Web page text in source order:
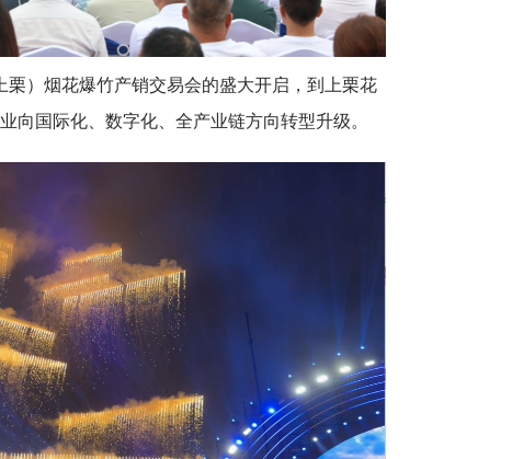
栗）烟花爆竹产销交易会的盛大开启，到上栗花
向国际化、数字化、全产业链方向转型升级。